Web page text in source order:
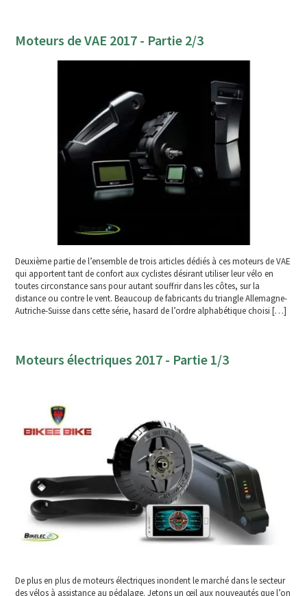
Moteurs de VAE 2017 - Partie 2/3
Deuxième partie de l’ensemble de trois articles dédiés à ces moteurs de VAE
qui apportent tant de confort aux cyclistes désirant utiliser leur vélo en
toutes circonstance sans pour autant souffrir dans les côtes, sur la
distance ou contre le vent. Beaucoup de fabricants du triangle Allemagne-
Autriche-Suisse dans cette série, hasard de l’ordre alphabétique choisi […]
Moteurs électriques 2017 - Partie 1/3
De plus en plus de moteurs électriques inondent le marché dans le secteur
des vélos à assistance au pédalage. Jetons un œil aux nouveautés que l’on